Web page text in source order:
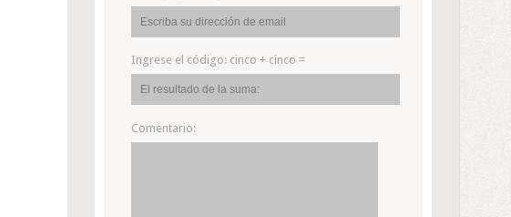
Ingrese el código: cinco + cinco =
Comentario: